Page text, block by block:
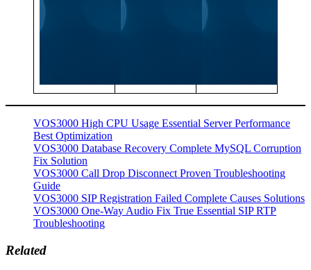
VOS3000 High CPU Usage Essential Server Performance
Best Optimization
VOS3000 Database Recovery Complete MySQL Corruption
Fix Solution
VOS3000 Call Drop Disconnect Proven Troubleshooting
Guide
VOS3000 SIP Registration Failed Complete Causes Solutions
VOS3000 One-Way Audio Fix True Essential SIP RTP
Troubleshooting
Related